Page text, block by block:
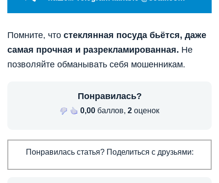
Помните, что стеклянная посуда бьётся, даже
самая прочная и разрекламированная. Не
позволяйте обманывать себя мошенникам.
Понравилась?
0,00 баллов, 2 оценок
Понравилась статья? Поделиться с друзьями: